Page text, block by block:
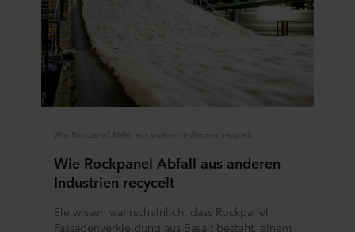
Wie Rockpanel Abfall aus anderen Industrien recycelt
Wie Rockpanel Abfall aus anderen
Industrien recycelt
Sie wissen wahrscheinlich, dass Rockpanel
Fassadenverkleidung aus Basalt besteht, einem